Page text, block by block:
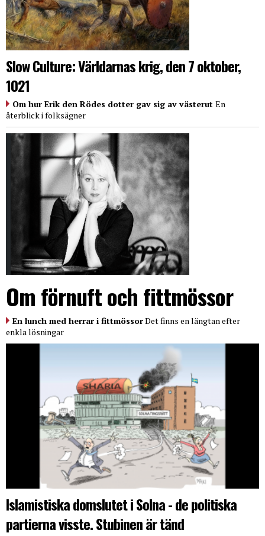
Slow Culture: Världarnas krig, den 7 oktober,
1021
Om hur Erik den Rödes dotter gav sig av västerut En
återblick i folksägner
Om förnuft och fittmössor
En lunch med herrar i fittmössorDet finns en längtan efter
enkla lösningar
Islamistiska domslutet i Solna - de politiska
partierna visste. Stubinen är tänd